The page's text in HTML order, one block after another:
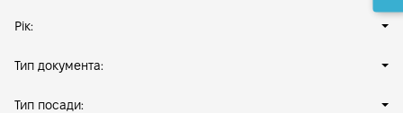
Рік:
Тип документа:
Тип посади: